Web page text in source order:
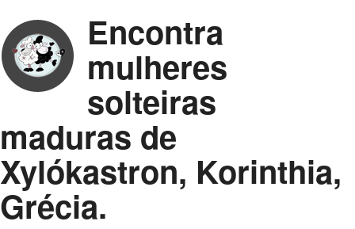
Encontra
mulheres
solteiras
maduras de
Xylókastron, Korinthia,
Grécia.